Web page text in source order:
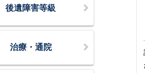
後遺障害等級
治療・通院